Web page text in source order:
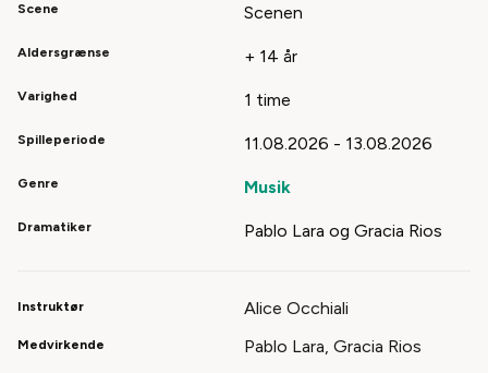
Scene Scenen
Aldersgrænse + 14 år
Varighed 1 time
Spilleperiode 11.08.2026 - 13.08.2026
Genre Musik
Dramatiker Pablo Lara og Gracia Rios
Instruktør Alice Occhiali
Medvirkende Pablo Lara, Gracia Rios